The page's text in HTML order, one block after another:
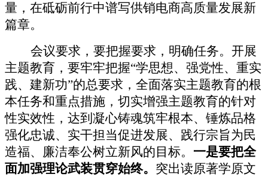
量，在砥砺前行中谱写供销电商高质量发展新
篇章。
会议要求 ， 要把握要求，明确任务。 开展
主题教育，要牢牢把握“学思想、强党性、重实
践、建新功”的总要求，全面落实主题教育的根
本任务和重点措施，切实增强主题教育的针对
性实效性，达到凝心铸魂筑牢根本、锤炼品格
强化忠诚、实干担当促进发展、践行宗旨为民
造福、廉洁奉公树立新风的目标。 一是要把全
面加强理论武装贯穿始终。 突出读原著学原文